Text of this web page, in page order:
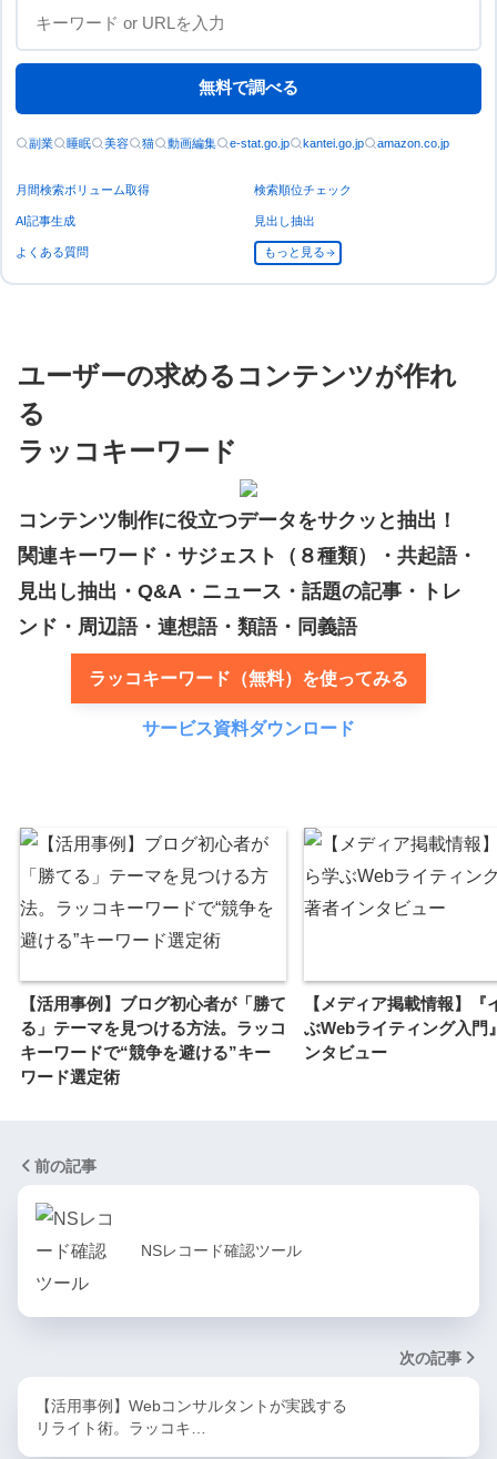
無料で調べる
副業 睡眠 美容 猫 動画編集 e-stat.go.jp kantei.go.jp amazon.co.jp
月間検索ボリューム取得 検索順位チェック
AI記事生成 見出し抽出
よくある質問 もっと見る
ユーザーの求めるコンテンツが作れ
る
ラッコキーワード
コンテンツ制作に役立つデータをサクッと抽出！
関連キーワード・サジェスト（８種類）・共起語・
見出し抽出・Q&A・ニュース・話題の記事・トレ
ンド・周辺語・連想語・類語・同義語
ラッコキーワード（無料）を使ってみる
サービス資料ダウンロード
【活用事例】ブログ初心者が「勝て
る」テーマを見つける方法。ラッコ
キーワードで“競争を避ける”キー
ワード選定術
【メディア掲載情報】『
ぶWebライティング入門
ンタビュー
前の記事
NSレコード確認ツール
次の記事
【活用事例】Webコンサルタントが実践する
リライト術。ラッコキ…